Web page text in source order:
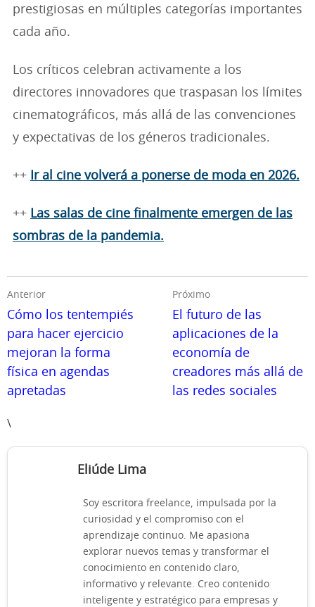
prestigiosas en múltiples categorías importantes
cada año.
Los críticos celebran activamente a los
directores innovadores que traspasan los límites
cinematográficos, más allá de las convenciones
y expectativas de los géneros tradicionales.
++ Ir al cine volverá a ponerse de moda en 2026.
++ Las salas de cine finalmente emergen de las
sombras de la pandemia.
Anterior
Cómo los tentempiés
para hacer ejercicio
mejoran la forma
física en agendas
apretadas
Próximo
El futuro de las
aplicaciones de la
economía de
creadores más allá de
las redes sociales
\
Eliúde Lima
Soy escritora freelance, impulsada por la
curiosidad y el compromiso con el
aprendizaje continuo. Me apasiona
explorar nuevos temas y transformar el
conocimiento en contenido claro,
informativo y relevante. Creo contenido
inteligente y estratégico para empresas y